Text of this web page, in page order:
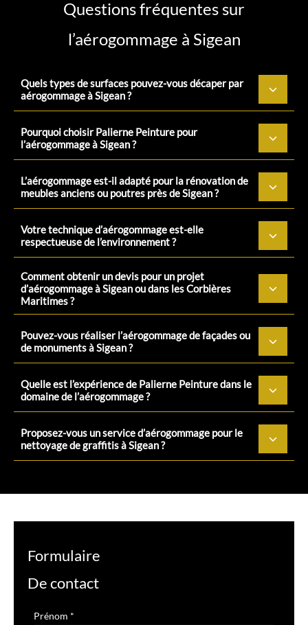
Questions fréquentes sur
l’aérogommage à Sigean
Quels types de surfaces pouvez-vous décaper par
aérogommage à Sigean ?
Pourquoi choisir Palierne Peinture pour
l’aérogommage à Sigean ?
L’aérogommage est-il adapté pour la rénovation de
meubles anciens ou poutres près de Sigean ?
Votre technique d’aérogommage est-elle
respectueuse de l’environnement ?
Comment obtenir un devis pour un projet
d’aérogommage à Sigean ou dans les Corbières
Maritimes ?
Pouvez-vous réaliser l’aérogommage de façades ou
de monuments à Sigean ?
Quelle est l’expérience de Palierne Peinture dans le
domaine de l’aérogommage ?
Proposez-vous un service d’aérogommage pour le
nettoyage de graffitis à Sigean ?
Formulaire
De contact
Formulaire
Prénom *